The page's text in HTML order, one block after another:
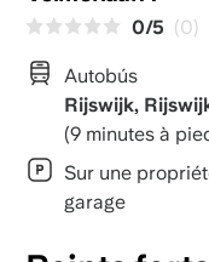
0/5 (0)
Autobús
Rijswijk,
(9 minutes à
Sur une
garage